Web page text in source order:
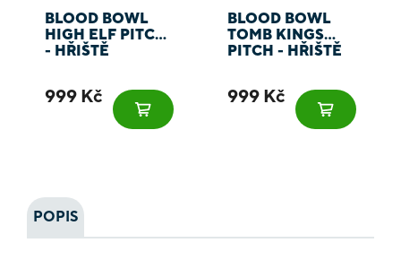
BLOOD BOWL
HIGH ELF PITCH
- HŘIŠTĚ
999 Kč
BLOOD BOWL
TOMB KINGS
PITCH - HŘIŠTĚ
999 Kč
POPIS